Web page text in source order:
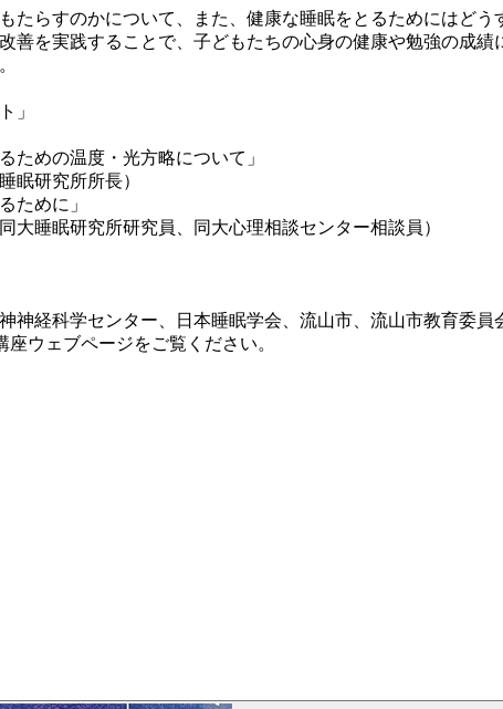
らすのかについて、また、健康な睡眠をとるためにはど
を実践することで、子どもたちの心身の健康や勉強の成績
」
ための温度・光方略について」
眠研究所所長）
ために」
睡眠研究所研究員、同大心理相談センター相談員）
経科学センター、日本睡眠学会、流山市、流山市教育委員
ウェブページをご覧ください。